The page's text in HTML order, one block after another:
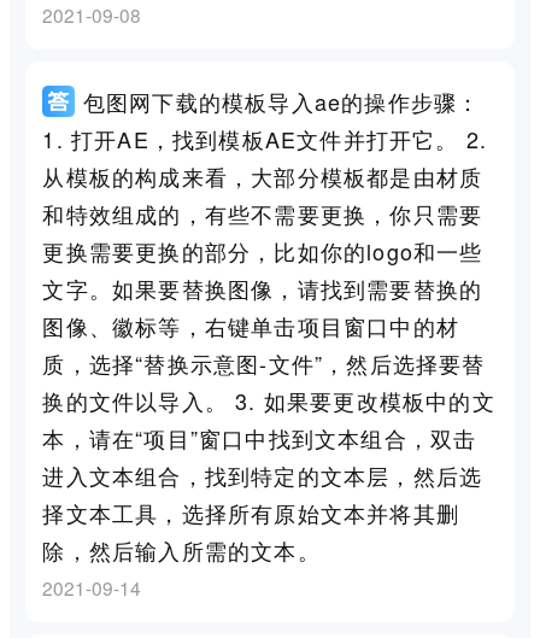
2021-09-08
包图网下载的模板导入ae的操作步骤：
1. 打开AE，找到模板AE文件并打开它。 2.
从模板的构成来看，大部分模板都是由材质
和特效组成的，有些不需要更换，你只需要
更换需要更换的部分，比如你的logo和一些
文字。如果要替换图像，请找到需要替换的
图像、徽标等，右键单击项目窗口中的材
质，选择“替换示意图-文件”，然后选择要替
换的文件以导入。 3. 如果要更改模板中的文
本，请在“项目”窗口中找到文本组合，双击
进入文本组合，找到特定的文本层，然后选
择文本工具，选择所有原始文本并将其删
除，然后输入所需的文本。
2021-09-14